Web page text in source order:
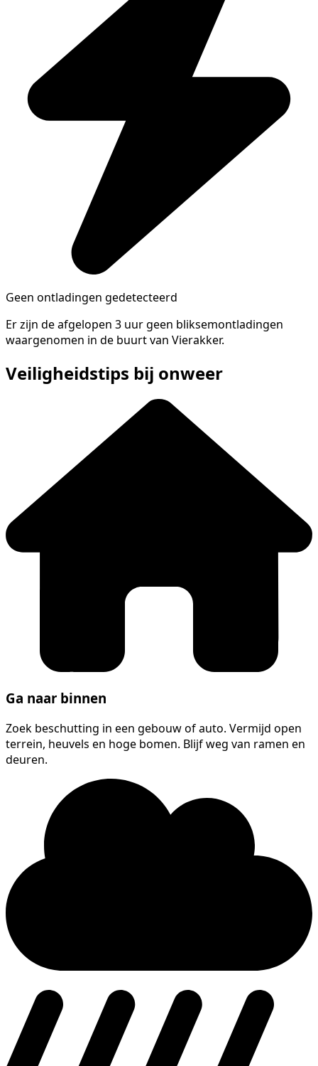
Geen ontladingen gedetecteerd
Er zijn de afgelopen 3 uur geen bliksemontladingen
waargenomen in de buurt van Vierakker.
Veiligheidstips bij onweer
Ga naar binnen
Zoek beschutting in een gebouw of auto. Vermijd open
terrein, heuvels en hoge bomen. Blijf weg van ramen en
deuren.